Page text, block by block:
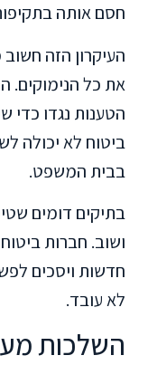
חסם אותה
העיקרון הזה
את כל הנימוקים.
הטענות נגדו כדי
ביטוח לא יכולה
בבית המשפט.
בתיקים דומים
ושוב. חברות
חדשות ויסכים
לא עובד.
השלכות